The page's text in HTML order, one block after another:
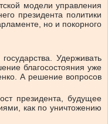
модели управления
президента политики
но и покорного
Удерживать
благосостояния уже
А решение вопросов
президента, будущее
как по уничтожению